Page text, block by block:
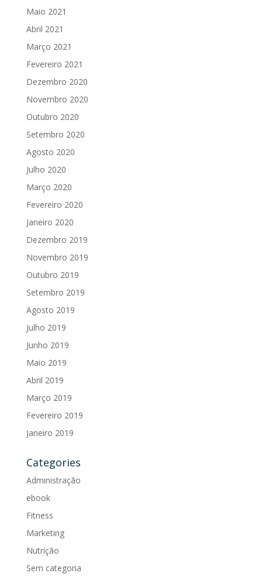
Maio 2021
Abril 2021
Março 2021
Fevereiro 2021
Dezembro 2020
Novembro 2020
Outubro 2020
Setembro 2020
Agosto 2020
Julho 2020
Março 2020
Fevereiro 2020
Janeiro 2020
Dezembro 2019
Novembro 2019
Outubro 2019
Setembro 2019
Agosto 2019
Julho 2019
Junho 2019
Maio 2019
Abril 2019
Março 2019
Fevereiro 2019
Janeiro 2019
Categories
Administração
ebook
Fitness
Marketing
Nutrição
Sem categoria